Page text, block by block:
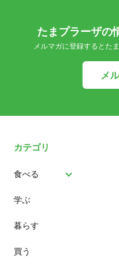
たまプラーザの
メルマガに登録するとた
メ
カテゴリ
食べる
パン
スイーツ
ランチ
学ぶ
暮らす
買う